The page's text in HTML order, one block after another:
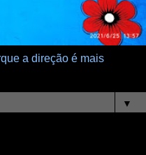
a direção é mais
▼